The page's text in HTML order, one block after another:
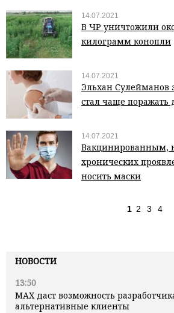
НОВОСТИ
13:50
MAX даст возможность
альтернативные клиенты
14.07.2021
В ЧР уничтожили
килограмм конопли
14.07.2021
Эльхан Сулейманов
стал чаще поражать
14.07.2021
хронических
носить маски
1 2 3 4